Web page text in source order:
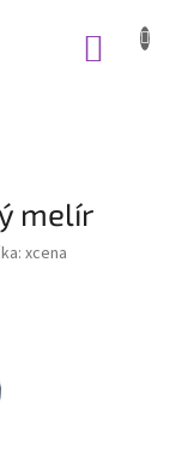
melír
xcena